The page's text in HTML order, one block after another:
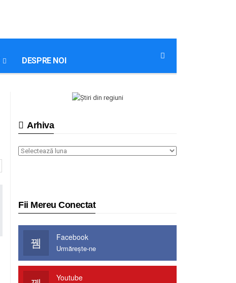
DESPRE NOI
Arhiva
Arhiva
Fii Mereu Conectat
Facebook
Urmărește-ne
Youtube